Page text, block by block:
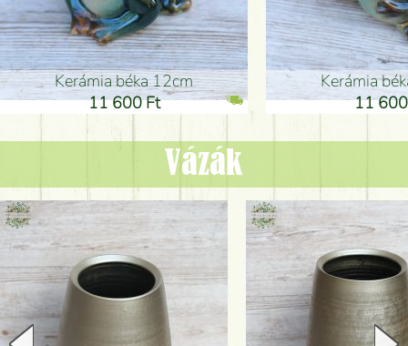
Kerámia béka 12cm
11 600 Ft
Kerámia
11
Vázák